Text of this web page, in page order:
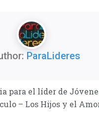
ParaLideres
para el líder de
– Los Hijos y el